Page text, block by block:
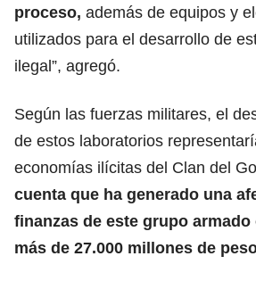
proceso, además de equipos y
utilizados para el desarrollo de
ilegal”, agregó.
Según las fuerzas militares, el
de estos laboratorios
economías ilícitas del Clan del
cuenta que ha generado una
finanzas de este grupo
más de 27.000 millones de